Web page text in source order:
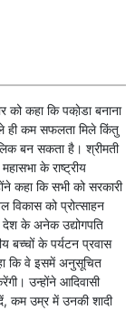
को कहा कि पका़ेडा बनाना
ही कम सफलता मिले किंतु
बन सकता है। श्रीमती
के राष्ट्रीय
कहा कि सभी को सरकारी
विकास को प्रोत्साहन
देश के अनेक उद्योगपति
बच्चों के पर्यटन प्रवास
कि वे इसमें अनुसूचित
उन्होंने आदिवासी
कम उम्र में उनकी शादी